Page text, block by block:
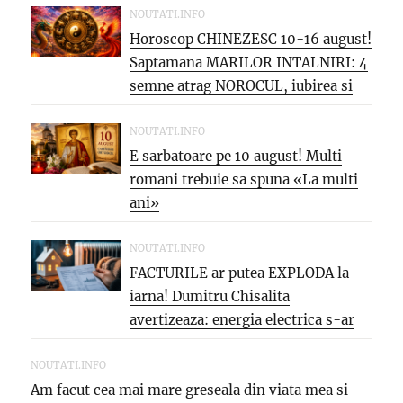
NOUTATI.INFO
Horoscop CHINEZESC 10-16 august!
Saptamana MARILOR INTALNIRI: 4
semne atrag NOROCUL, iubirea si
oportunitatea care...
NOUTATI.INFO
E sarbatoare pe 10 august! Multi
romani trebuie sa spuna «La multi
ani»
NOUTATI.INFO
FACTURILE ar putea EXPLODA la
iarna! Dumitru Chisalita
avertizeaza: energia electrica s-ar
putea SCUMPI cu...
NOUTATI.INFO
Am facut cea mai mare greseala din viata mea si